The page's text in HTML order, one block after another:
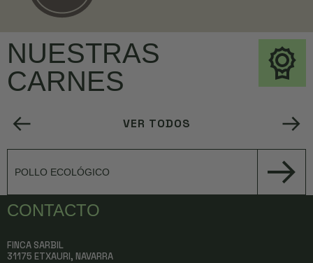
NUESTRAS
CARNES
VER TODOS
POLLO ECOLÓGICO
CONTACTO
FINCA SARBIL
31175 ETXAURI, NAVARRA